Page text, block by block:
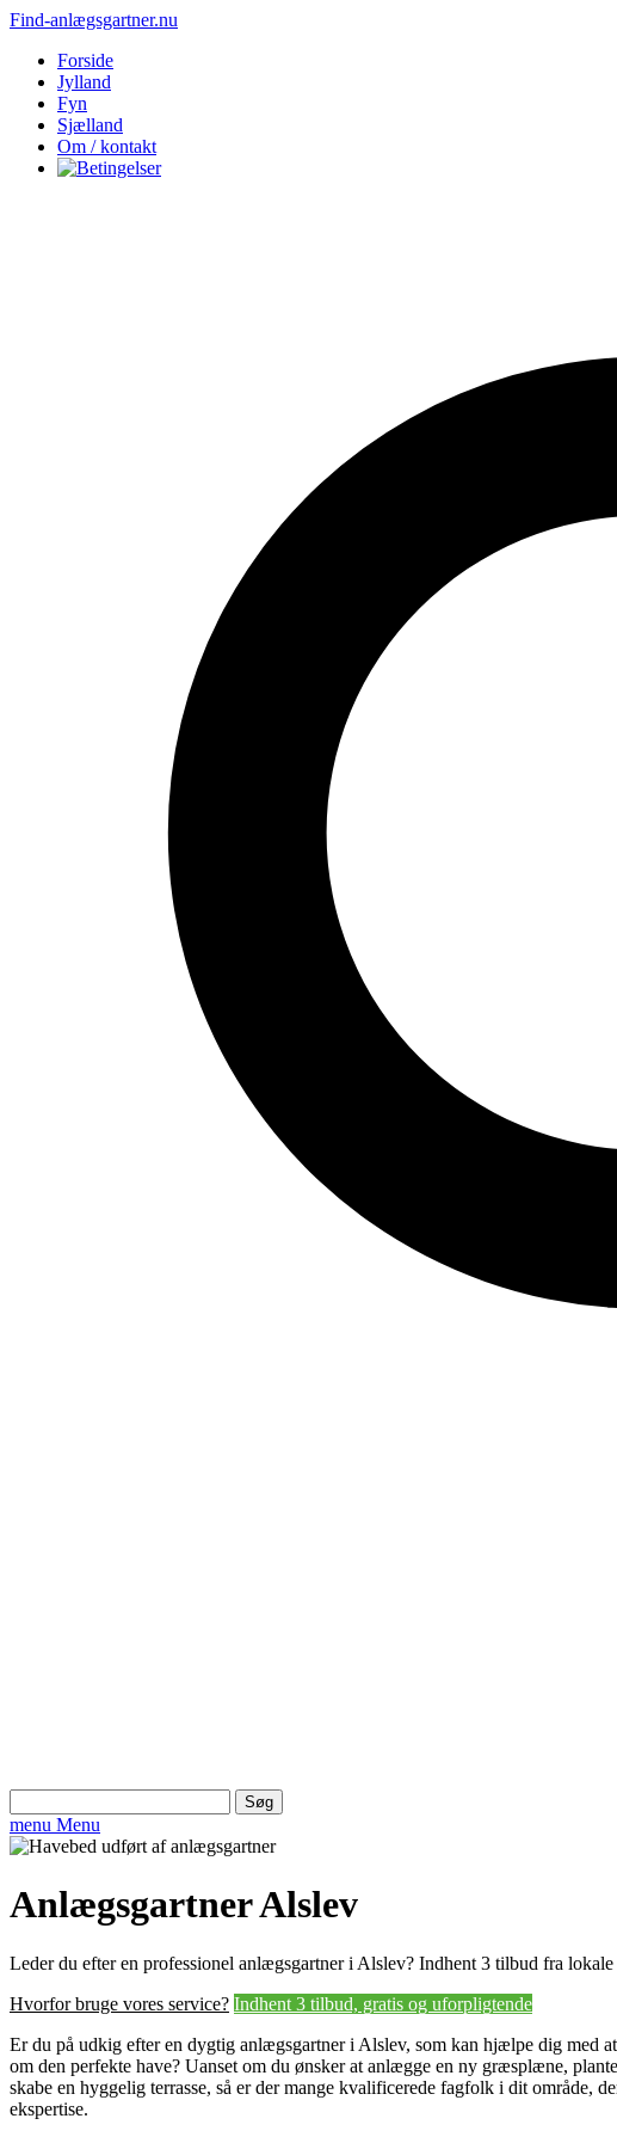
Find-anlægsgartner.nu
Forside
Jylland
Fyn
Sjælland
Om / kontakt
efter:
menu Menu
Anlægsgartner Alslev
Leder du efter en professionel anlægsgartner i Alslev? Indhent 3 tilbud fra
Hvorfor bruge vores service? Indhent 3 tilbud, gratis og uforpligtende
Er du på udkig efter en dygtig anlægsgartner i Alslev, som kan hjælpe dig med
om den perfekte have? Uanset om du ønsker at anlægge en ny græsplæne,
skabe en hyggelig terrasse, så er der mange kvalificerede fagfolk i dit område,
ekspertise.